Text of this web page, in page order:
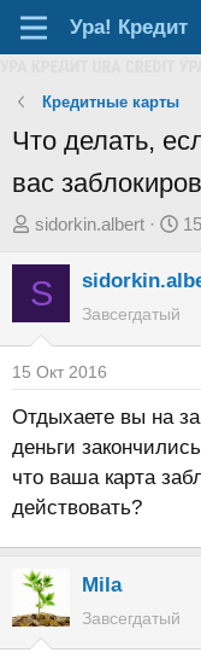
Ура! Кредит
Кредитные карты
Что делать,
вас
А
т
о
р
т
е
м
ы
sidorkin.albert
Д
т
ч
а
л
а
S
Завсегдатый
15 Окт 2016
Отдыхаете вы на
деньги
что ваша карта
действовать?
Mila
Завсегдатый